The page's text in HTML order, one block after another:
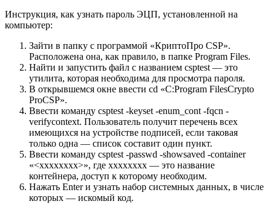
Инструкция, как узнать пароль ЭЦП, установленной на
компьютер:
Зайти в папку с программой «КриптоПро CSP».
Расположена она, как правило, в папке Program Files.
Найти и запустить файл с названием csptest — это
утилита, которая необходима для просмотра пароля.
В открывшемся окне ввести cd «C:Program FilesCrypto
ProCSP».
Ввести команду csptest -keyset -enum_cont -fqcn -
verifycontext. Пользователь получит перечень всех
имеющихся на устройстве подписей, если таковая
только одна — список составит один пункт.
Ввести команду csptest -passwd -showsaved -container
«<xxxxxxxx>», где xxxxxxxx — это название
контейнера, доступ к которому необходим.
Нажать Enter и узнать набор системных данных, в числе
которых — искомый код.